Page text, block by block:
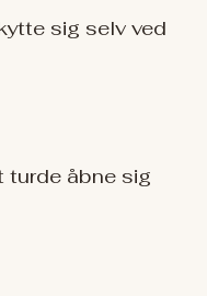
sig selv ved
turde åbne sig